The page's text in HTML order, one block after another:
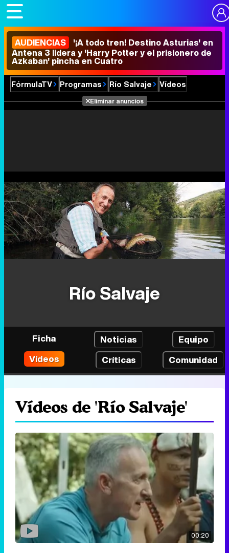
AUDIENCIAS '¡A todo tren! Destino Asturias' en
Antena 3 lidera y 'Harry Potter y el prisionero de
Azkaban' pincha en Cuatro
FórmulaTV Programas Río Salvaje Vídeos
Eliminar anuncios
Río Salvaje
Ficha Noticias
Equipo
Vídeos
Críticas Comunidad
Vídeos de 'Río Salvaje'
00:20